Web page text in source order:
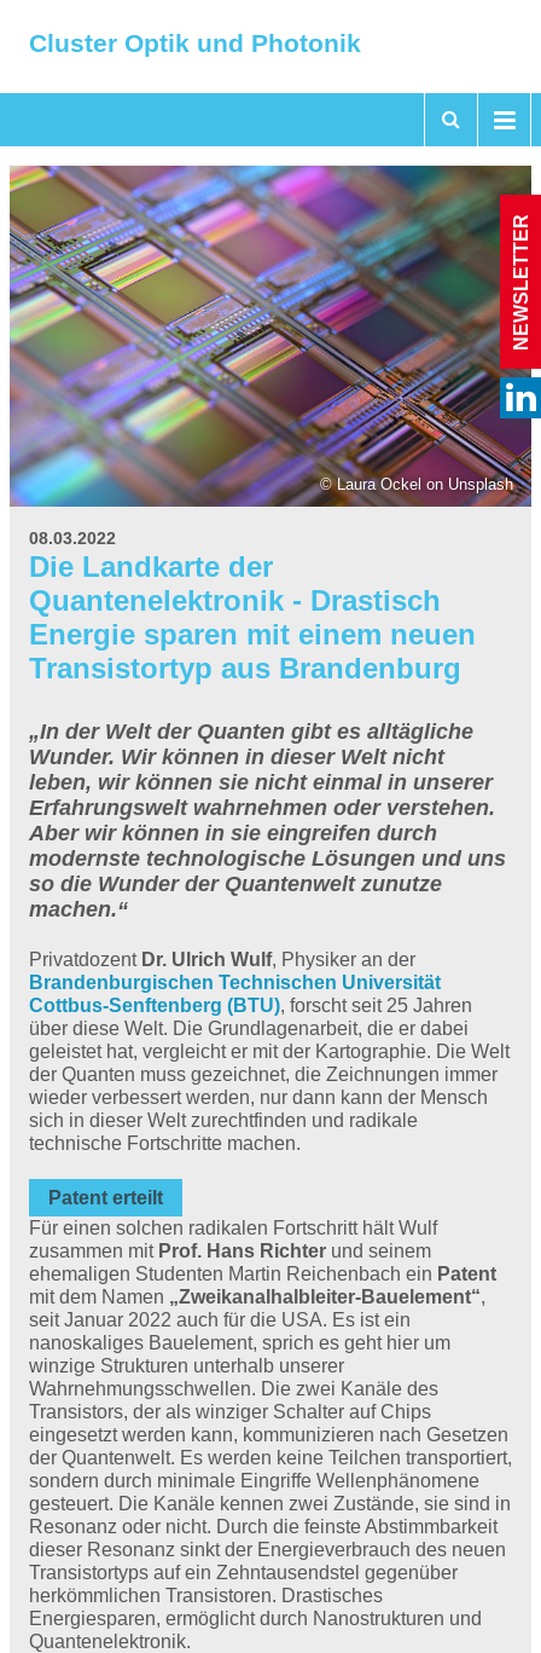
Cluster Optik und Photonik
© Laura Ockel on Unsplash
08.03.2022
Die Landkarte der
Quantenelektronik - Drastisch
Energie sparen mit einem neuen
Transistortyp aus Brandenburg
„In der Welt der Quanten gibt es alltägliche
Wunder. Wir können in dieser Welt nicht
leben, wir können sie nicht einmal in unserer
Erfahrungswelt wahrnehmen oder verstehen.
Aber wir können in sie eingreifen durch
modernste technologische Lösungen und uns
so die Wunder der Quantenwelt zunutze
machen.“
Privatdozent Dr. Ulrich Wulf, Physiker an der
Brandenburgischen Technischen Universität
Cottbus-Senftenberg (BTU), forscht seit 25 Jahren
über diese Welt. Die Grundlagenarbeit, die er dabei
geleistet hat, vergleicht er mit der Kartographie. Die Welt
der Quanten muss gezeichnet, die Zeichnungen immer
wieder verbessert werden, nur dann kann der Mensch
sich in dieser Welt zurechtfinden und radikale
technische Fortschritte machen.
Patent erteilt
Für einen solchen radikalen Fortschritt hält Wulf
zusammen mit Prof. Hans Richter und seinem
ehemaligen Studenten Martin Reichenbach ein Patent
mit dem Namen „Zweikanalhalbleiter-Bauelement“,
seit Januar 2022 auch für die USA. Es ist ein
nanoskaliges Bauelement, sprich es geht hier um
winzige Strukturen unterhalb unserer
Wahrnehmungsschwellen. Die zwei Kanäle des
Transistors, der als winziger Schalter auf Chips
eingesetzt werden kann, kommunizieren nach Gesetzen
der Quantenwelt. Es werden keine Teilchen transportiert,
sondern durch minimale Eingriffe Wellenphänomene
gesteuert. Die Kanäle kennen zwei Zustände, sie sind in
Resonanz oder nicht. Durch die feinste Abstimmbarkeit
dieser Resonanz sinkt der Energieverbrauch des neuen
Transistortyps auf ein Zehntausendstel gegenüber
herkömmlichen Transistoren. Drastisches
Energiesparen, ermöglicht durch Nanostrukturen und
Quantenelektronik.
NEWSLETTER